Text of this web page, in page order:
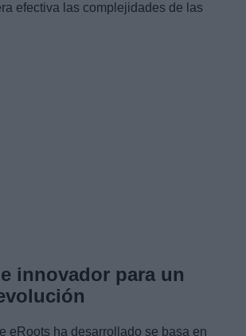
efectiva las complejidades de las
innovador para un
eRoots ha desarrollado se basa en